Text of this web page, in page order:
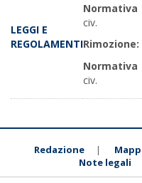
LEGGI E
REGOLAMENTI
civ.
Rimozione:
civ.
Redazione |
Note legali